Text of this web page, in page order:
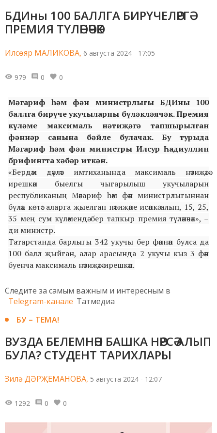
БДИны 100 БАЛЛГА БИРҮЧЕЛӘРГӘ
ПРЕМИЯ ТҮЛӘНӘЧӘК
Илсөяр МАЛИКОВА, 6 августа 2024 - 17:05
979 0 0
Мәгариф һәм фән министрлыгы БДИны 100
баллга бирүче укучыларны бүләкләячәк. Премия
күләме максималь нәтиҗәгә тапшырылган
фәннәр санына бәйле булачак. Бу турыда
Мәгариф һәм фән министры Илсур Һадиуллин
брифингта хәбәр иткән.
«Бердәм дәүләт имтиханында максималь нәтиҗәгә
ирешкән быелгы чыгарылыш укучыларын
республиканың Мәгариф һәм фән министрлыгыннан
бүләк көтә: аларга җыелган нәтиҗәне исәпкә алып, 15, 25,
35 мең сум күләмендә бер тапкыр премия түләнәчәк», –
ди министр.
Татарстанда барлыгы 342 укучы бер фәннән булса да
100 балл җыйган, алар арасында 2 укучы кыз 3 фән
буенча максималь нәтиҗәгә ирешкән.
Следите за самым важным и интересным в
Telegram-канале Татмедиа
БУ – ТЕМА!
ВУЗДА БЕЛЕМНӘН БАШКА НӘРСӘ АЛЫП
БУЛА? СТУДЕНТ ТАРИХЛАРЫ
Зилә ДӘРҖЕМАНОВА, 5 августа 2024 - 12:07
1292 0 0